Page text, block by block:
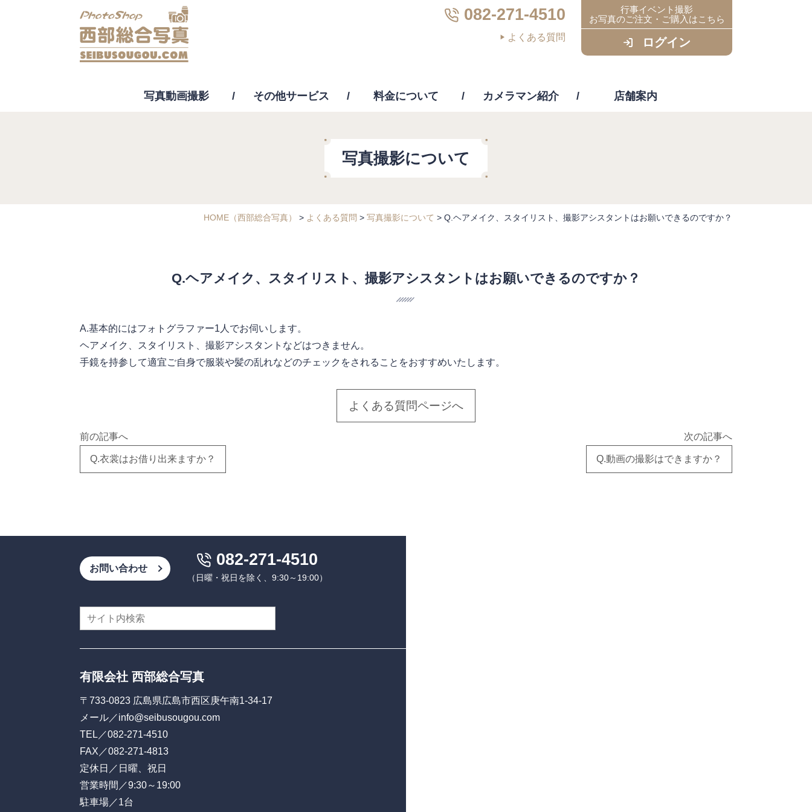
082-271-4510
よくある質問
行事イベント撮影
お写真のご注文・ご購入はこちら
ログイン
写真動画撮影 その他サービス
その他サービス
料金について カメラマン紹介 店舗案内
写真撮影について
HOME （西部総合写真） > よくある質問 > 写真撮影について > Q.ヘアメイク、スタイリスト、撮影アシスタントはお願いできるのですか？
Q.ヘアメイク、スタイリスト、撮影アシスタントはお願いできるのですか？
A.基本的にはフォトグラファー1人でお伺いします。
ヘアメイク、スタイリスト、撮影アシスタントなどはつきません。
手鏡を持参して適宜ご自身で服装や髪の乱れなどのチェックをされることをおすすめいたします。
よくある質問ページへ
前の記事へ
Q.衣裳はお借り出来ますか？
次の記事へ
Q.動画の撮影はできますか？
お問い合わせ 082-271-4510
（日曜・祝日を除く、9:30～19:00）
有限会社 西部総合写真
〒733-0823 広島県広島市西区庚午南1-34-17
メール／info@seibusougou.com
TEL／082-271-4510
FAX／082-271-4813
定休日／日曜、祝日
営業時間／9:30～19:00
駐車場／1台